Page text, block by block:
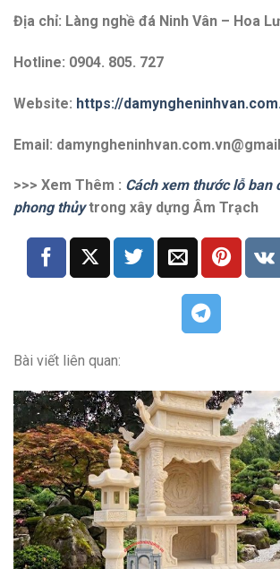
Địa chỉ: Làng nghề đá Ninh Vân – Hoa
Hotline: 0904. 805. 727
Website: https://
Email:
>>> Xem Thêm : Cách xem thước lỗ ban
phong thủy trong xây dựng Âm Trạch
Bài viết liên quan: